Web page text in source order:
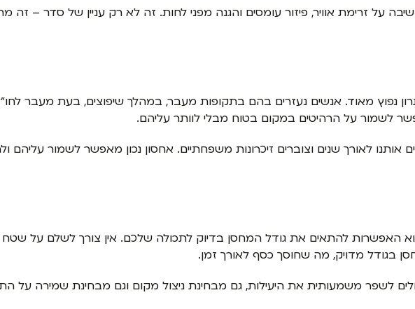
על זרימת אוויר, פיזור עומסים והגנה מפני לחות. זה לא רק עניין של סדר –
נפוץ מאוד. אנשים נעזרים בהם בתקופות מעבר, במהלך שיפוצים, בעת מעבר
לשמור על הרהיטים במקום בטוח מבלי לוותר עליהם.
אותנו לאורך שנים וצוברים זיכרונות משפחתיים. אחסון נכון מאפשר לשמור עליהם
האפשרות להתאים את גודל המחסן בדיוק לתכולה שלכם. אין צורך לשלם על שטח
בגודל מדויק, מה שחוסך כסף לאורך זמן.
לשפר משמעותית את היעילות, גם מבחינת ניצול מקום וגם מבחינת שמירה על